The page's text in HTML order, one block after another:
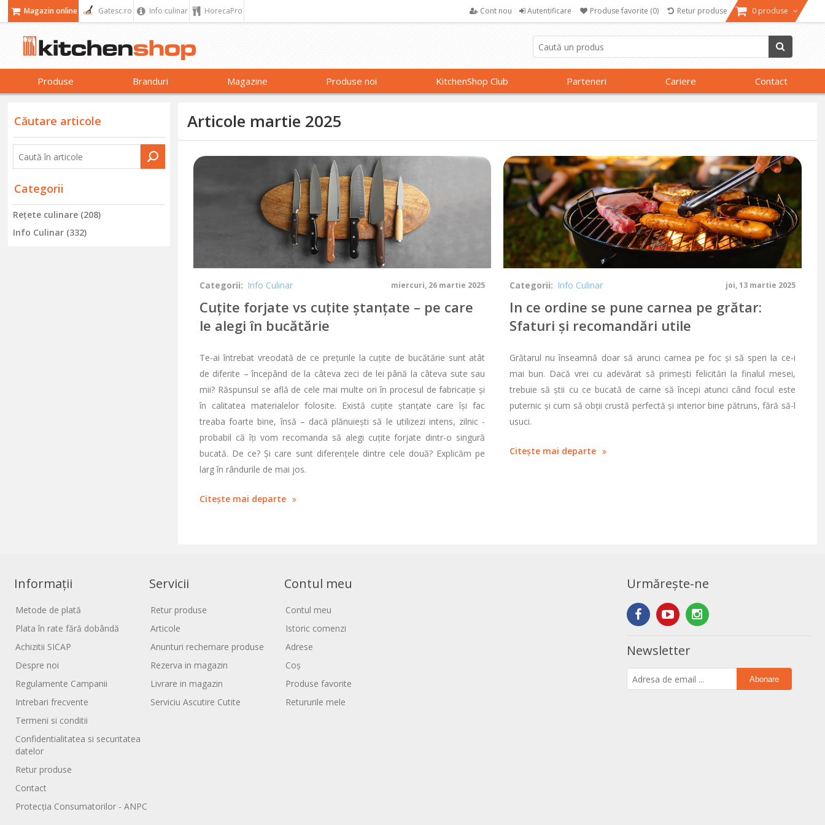
Magazin online Gatesc.ro Info culinar HorecaPro Cont nou Autentificare Produse favorite (0) Retur produse 0 produse
Produse Branduri Magazine Produse noi KitchenShop Club Parteneri Cariere Contact
Căutare articole
Categorii
Reţete culinare (208)
Info Culinar (332)
Articole martie 2025
Cuțite forjate vs cuțite ștanțate – pe care
le alegi în bucătărie
miercuri, 26 martie 2025
Te-ai întrebat vreodată de ce prețurile la cuțite de bucătărie sunt atât
de diferite – începând de la câteva zeci de lei până la câteva sute sau
mii? Răspunsul se află de cele mai multe ori în procesul de fabricație și
în calitatea materialelor folosite. Există cuțite ștanțate care își fac
treaba foarte bine, însă – dacă plănuiești să le utilizezi intens, zilnic -
probabil că îți vom recomanda să alegi cuțite forjate dintr-o singură
bucată. De ce? Și care sunt diferențele dintre cele două? Explicăm pe
larg în rândurile de mai jos.
Citește mai departe
Categorii: Info Culinar
In ce ordine se pune carnea pe grătar:
Sfaturi şi recomandări utile
joi, 13 martie 2025
Grătarul nu înseamnă doar să arunci carnea pe foc și să speri la ce-i
mai bun. Dacă vrei cu adevărat să primești felicitări la finalul mesei,
trebuie să știi cu ce bucată de carne să începi atunci când focul este
puternic și cum să obții crustă perfectă și interior bine pătruns, fără să-l
usuci.
Citește mai departe
Categorii: Info Culinar
Informații
Metode de plată
Plata în rate fără dobândă
Achizitii SICAP
Despre noi
Regulamente Campanii
Intrebari frecvente
Termeni si conditii
Confidentialitatea si securitatea
datelor
Retur produse
Contact
Protecția Consumatorilor - ANPC
Servicii
Retur produse
Articole
Anunturi rechemare produse
Rezerva in magazin
Livrare in magazin
Serviciu Ascutire Cutite
Contul meu
Contul meu
Istoric comenzi
Adrese
Coș
Produse favorite
Retururile mele
Urmărește-ne
Newsletter
Abonare